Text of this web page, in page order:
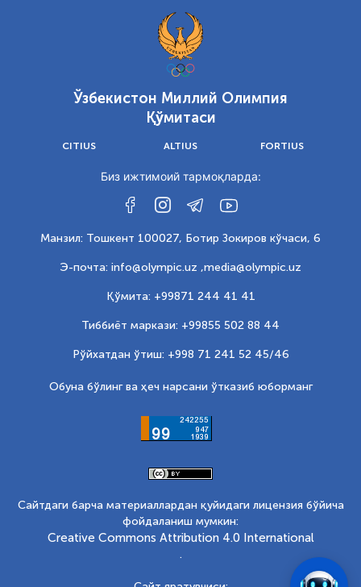
Ўзбекистон Миллий Олимпия
Қўмитаси
CITIUS ALTIUS FORTIUS
Биз ижтимоий тармоқларда:
Манзил: Тошкент 100027, Ботир Зокиров кўчаси, 6
Э-почта: info@olympic.uz ,media@olympic.uz
Қўмита: +99871 244 41 41
Тиббиёт маркази: +99855 502 88 44
Рўйхатдан ўтиш: +998 71 241 52 45/46
Обуна бўлинг ва ҳеч нарсани ўтказиб юборманг
Сайтдаги барча материаллардан қуйидаги лицензия бўйича
фойдаланиш мумкин:
Creative Commons Attribution 4.0 International
.